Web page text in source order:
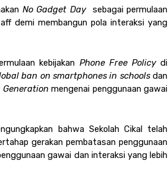
No Gadget Day sebagai permulaan
demi membangun pola interaksi yang
kebijakan Phone Free Policy di
ban on smartphones in schools dan
Generation mengenai penggunaan gawai
bahwa Sekolah Cikal telah
gerakan pembatasan penggunaan
gawai dan interaksi yang lebih